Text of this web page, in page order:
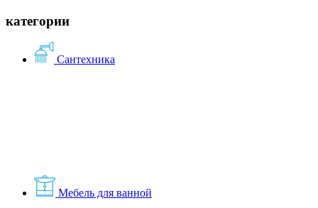
категории
Сантехника
Мебель для ванной